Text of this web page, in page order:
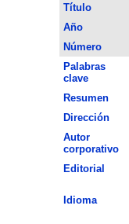
Título
Año
Número
Palabras
clave
Resumen
Dirección
Autor
corporativo
Editorial
Idioma